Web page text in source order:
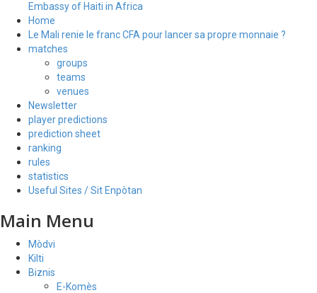
Embassy of Haiti in Africa
Home
Le Mali renie le franc CFA pour lancer sa propre monnaie ?
matches
groups
teams
venues
Newsletter
player predictions
prediction sheet
ranking
rules
statistics
Useful Sites / Sit Enpòtan
Main Menu
Mòdvi
Kilti
Biznis
E-Komès